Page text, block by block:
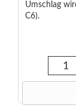
Umschlag
C6).